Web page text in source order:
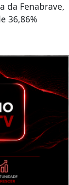
da Fenabrave,
36,86%